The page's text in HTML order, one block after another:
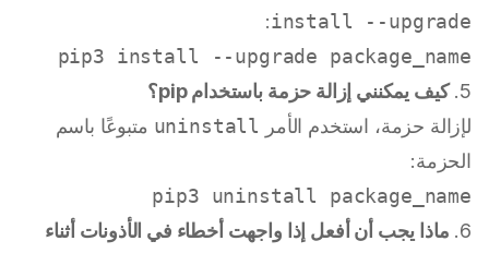
install --upgrade
:
pip3 install --upgrade package_name
5. كيف يمكنني إزالة حزمة باستخدام pip؟
لإزالة حزمة، استخدم الأمر uninstall متبوعًا باسم
الحزمة:
pip3 uninstall package_name
6. ماذا يجب أن أفعل إذا واجهت أخطاء في الأذونات أثناء